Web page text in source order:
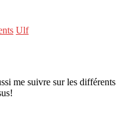
Ulf
me suivre sur les différents